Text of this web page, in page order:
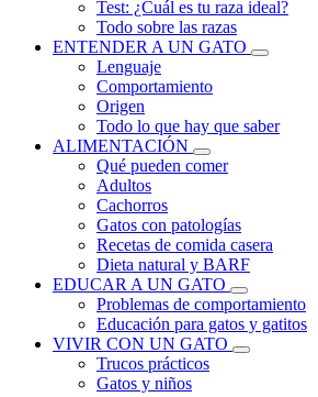
Test: ¿Cuál es tu raza ideal?
Todo sobre las razas
ENTENDER A UN GATO
Lenguaje
Comportamiento
Origen
Todo lo que hay que saber
ALIMENTACIÓN
Qué pueden comer
Adultos
Cachorros
Gatos con patologías
Recetas de comida casera
Dieta natural y BARF
EDUCAR A UN GATO
Problemas de comportamiento
Educación para gatos y gatitos
VIVIR CON UN GATO
Trucos prácticos
Gatos y niños